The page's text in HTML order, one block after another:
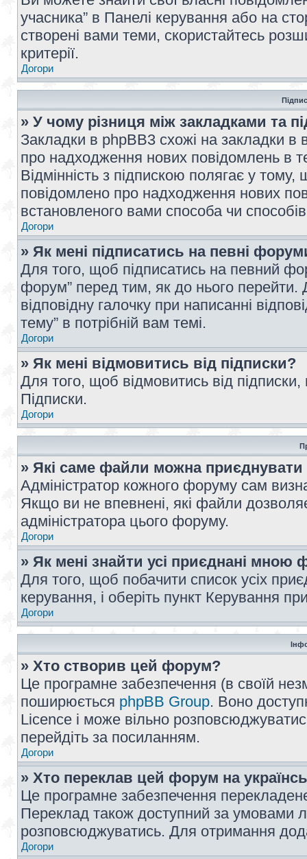
учасника” в Панелі керування або на
створені вами теми, скористайтесь
критерії.
Догори
» У чому різниця між закладками та
Закладки в phpBB3 схожі на закладки
про надходження нових повідомлень в
Відмінність з підпискою полягає у
повідомлено про надходження нових
встановленого вами способа чи
Догори
» Як мені підписатись на певні
Для того, щоб підписатись на певний
форум” перед тим, як до нього перейти.
відповідну галочку при написанні
тему” в потрібній вам темі.
Догори
» Як мені відмовитись від підписки?
Для того, щоб відмовитись від
Підписки.
Догори
» Які саме файли можна
Адміністратор кожного форуму сам
Якщо ви не впевнені, які файли
адміністратора цього форуму.
Догори
» Як мені знайти усі приєднані мною
Для того, щоб побачити список усіх
керування, і оберіть пункт Керування
Догори
» Хто створив цей форум?
Це програмне забезпечення (в своїй
поширюється phpBB Group. Воно
Licence і може вільно
перейдіть за посиланням.
Догори
» Хто переклав цей форум на
Це програмне забезпечення
Переклад також доступний за умовами
розповсюджуватись. Для отримання
Догори